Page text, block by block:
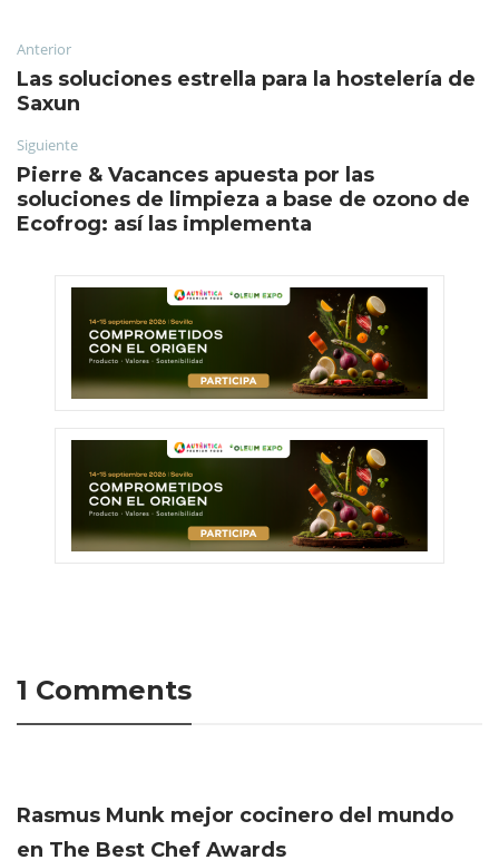
Anterior
Las soluciones estrella para la hostelería de
Saxun
Siguiente
Pierre & Vacances apuesta por las
soluciones de limpieza a base de ozono de
Ecofrog: así las implementa
1 Comments
Rasmus Munk mejor cocinero del mundo
en The Best Chef Awards